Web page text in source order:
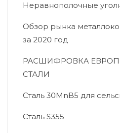
Неравнополочные
Обзор рынка
за 2020 год
РАСШИФРОВКА
СТАЛИ
Сталь 30MnB5 для
Сталь S355